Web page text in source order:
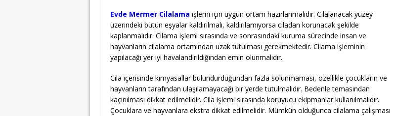
Evde Mermer Cilalama işlemi için uygun ortam hazırlanmalıdır. Cilalanacak yüzey
üzerindeki bütün eşyalar kaldırılmalı, kaldırılamıyorsa ciladan korunacak şekilde
kaplanmalıdır. Cilama işlemi sırasında ve sonrasındaki kuruma sürecinde insan ve
hayvanların cilalama ortamından uzak tutulması gerekmektedir. Cilama işleminin
yapılacağı yer iyi havalandırıldığından emin olunmalıdır.
Cila içerisinde kimyasallar bulundurduğundan fazla solunmaması, özellikle çocukların ve
hayvanların tarafından ulaşılamayacağı bir yerde tutulmalıdır. Bedenle temasından
kaçınılması dikkat edilmelidir. Cila işlemi sırasında koruyucu ekipmanlar kullanılmalıdır.
Çocuklara ve hayvanlara ekstra dikkat edilmelidir. Mümkün olduğunca cilalama çalışması